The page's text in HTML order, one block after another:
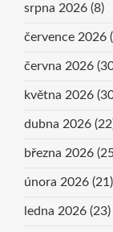
srpna 2026 (8)
července 2026
června 2026
května 2026
dubna 2026
března 2026
února 2026 (21)
ledna 2026 (23)